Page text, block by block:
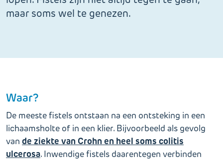
maar soms wel te genezen.
Waar?
De meeste fistels ontstaan na een ontsteking in een
lichaamsholte of in een klier. Bijvoorbeeld als gevolg
van de ziekte van Crohn en heel soms colitis
ulcerosa. Inwendige fistels daarentegen verbinden